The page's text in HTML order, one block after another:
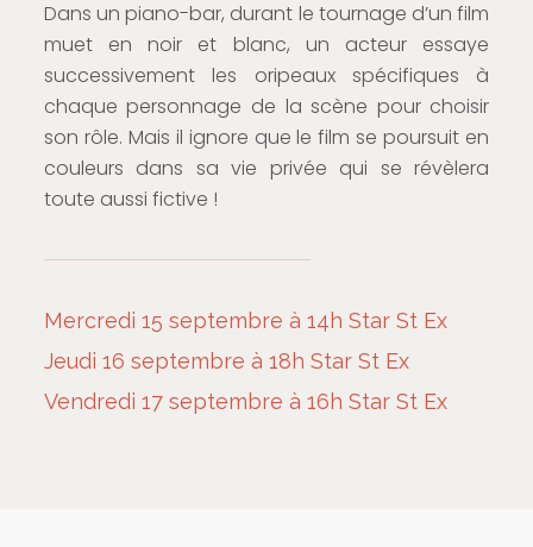
Dans un piano-bar, durant le tournage d’un film
muet en noir et blanc, un acteur essaye
successivement les oripeaux spécifiques à
chaque personnage de la scène pour choisir
son rôle. Mais il ignore que le film se poursuit en
couleurs dans sa vie privée qui se révèlera
toute aussi fictive !
Mercredi 15 septembre à 14h Star St Ex
Jeudi 16 septembre à 18h Star St Ex
Vendredi 17 septembre à 16h Star St Ex